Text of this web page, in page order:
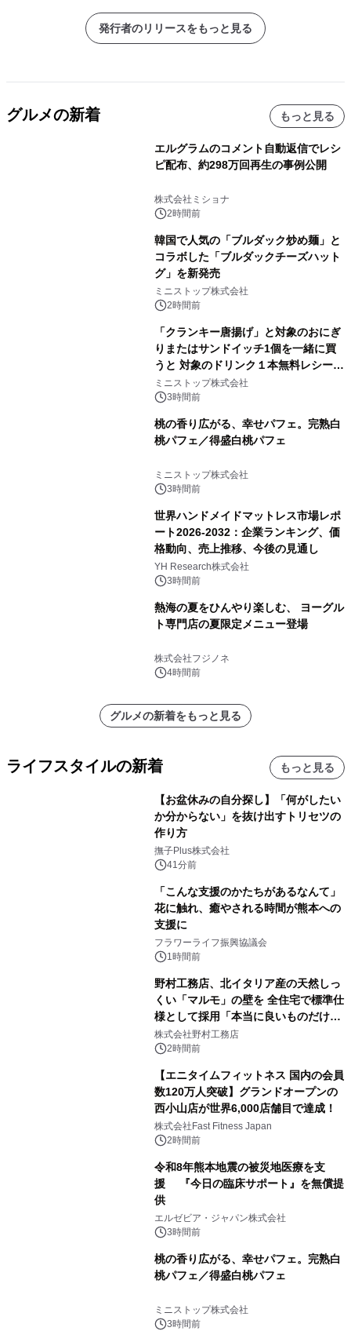
発行者のリリースをもっと見る
グルメの新着 もっと見る
エルグラムのコメント自動返信でレシ
ピ配布、約298万回再生の事例公開
株式会社ミショナ
2時間前
韓国で人気の「ブルダック炒め麺」と
コラボした「ブルダックチーズハット
グ」を新発売
ミニストップ株式会社
2時間前
「クランキー唐揚げ」と対象のおにぎ
りまたはサンドイッチ1個を一緒に買
うと 対象のドリンク１本無料レシート
クーポンもらえる！※1
ミニストップ株式会社
3時間前
桃の香り広がる、幸せパフェ。完熟白
桃パフェ／得盛白桃パフェ
ミニストップ株式会社
3時間前
世界ハンドメイドマットレス市場レポ
ート2026-2032：企業ランキング、価
格動向、売上推移、今後の見通し
YH Research株式会社
3時間前
熱海の夏をひんやり楽しむ、 ヨーグル
ト専門店の夏限定メニュー登場
株式会社フジノネ
4時間前
グルメの新着をもっと見る
ライフスタイルの新着 もっと見る
【お盆休みの自分探し】「何がしたい
か分からない」を抜け出すトリセツの
作り方
撫子Plus株式会社
41分前
「こんな支援のかたちがあるなんて」
花に触れ、癒やされる時間が熊本への
支援に
フラワーライフ振興協議会
1時間前
野村工務店、北イタリア産の天然しっ
くい「マルモ」の壁を 全住宅で標準仕
様として採用「本当に良いものだけに
こだわる」
株式会社野村工務店
2時間前
【エニタイムフィットネス 国内の会員
数120万人突破】グランドオープンの
西小山店が世界6,000店舗目で達成！
株式会社Fast Fitness Japan
2時間前
令和8年熊本地震の被災地医療を支
援 『今日の臨床サポート』を無償提
供
エルゼビア・ジャパン株式会社
3時間前
桃の香り広がる、幸せパフェ。完熟白
桃パフェ／得盛白桃パフェ
ミニストップ株式会社
3時間前